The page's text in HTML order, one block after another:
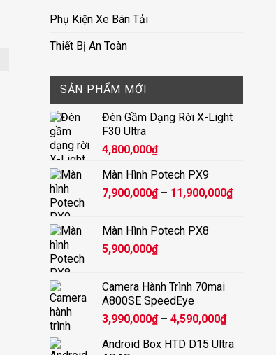
Phụ Kiện Xe Bán Tải
Thiết Bị An Toàn
SẢN PHẨM MỚI
Đèn Gầm Dạng Rời X-Light
F30 Ultra
4,800,000₫
Màn Hình Potech PX9
7,900,000₫ – 11,900,000₫Khoảng
Màn Hình Potech PX8
5,900,000₫
Camera Hành Trình 70mai
A800SE SpeedEye
3,990,000₫ – 4,590,000₫Khoảng
từ
Android Box HTD D15 Ultra